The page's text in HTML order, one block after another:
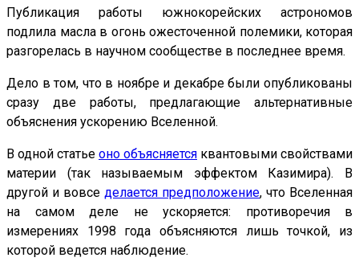
Публикация работы южнокорейских астрономов
подлила масла в огонь ожесточенной полемики, которая
разгорелась в научном сообществе в последнее время.
Дело в том, что в ноябре и декабре были опубликованы
сразу две работы, предлагающие альтернативные
объяснения ускорению Вселенной.
В одной статье оно объясняется квантовыми свойствами
материи (так называемым эффектом Казимира). В
другой и вовсе делается предположение, что Вселенная
на самом деле не ускоряется: противоречия в
измерениях 1998 года объясняются лишь точкой, из
которой ведется наблюдение.